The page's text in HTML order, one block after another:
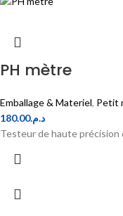
PH mètre
Emballage & Materiel, Petit
د.م.180.00
Testeur de haute précision